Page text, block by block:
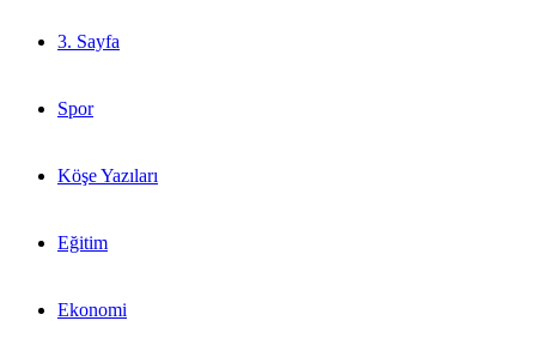
3. Sayfa
Spor
Köşe Yazıları
Eğitim
Ekonomi